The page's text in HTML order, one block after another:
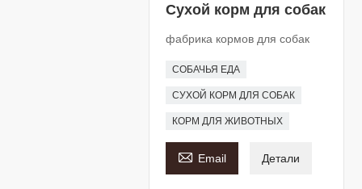
Сухой корм для собак
фабрика кормов для собак
СОБАЧЬЯ ЕДА
СУХОЙ КОРМ ДЛЯ СОБАК
КОРМ ДЛЯ ЖИВОТНЫХ
 Email Детали